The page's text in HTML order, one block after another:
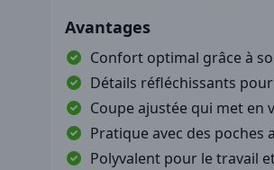
Avantages
Confort optimal grâce à
Détails réfléchissants
Coupe ajustée qui met en
Pratique avec des poches
Polyvalent pour le travail